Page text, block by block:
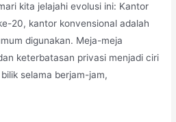
kita jelajahi evolusi ini: Kantor
20, kantor konvensional adalah
digunakan. Meja-meja
keterbatasan privasi menjadi ciri
selama berjam-jam,